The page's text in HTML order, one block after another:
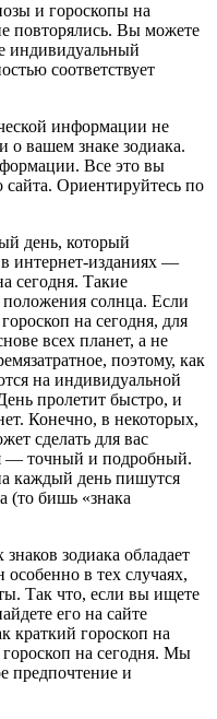
и гороскопы на
повторялись. Вы можете
индивидуальный
соответствует
информации не
о вашем знаке зодиака.
Все это вы
Ориентируйтесь по
день, который
в интернет-изданиях —
сегодня. Такие
положения солнца. Если
на сегодня, для
всех планет, а не
поэтому, как
на индивидуальной
пролетит быстро, и
Конечно, в некоторых,
сделать для вас
— точный и подробный.
каждый день пишутся
(то бишь «знака
зодиака обладает
в тех случаях,
Так что, если вы ищете
его на сайте
краткий гороскоп на
на сегодня. Мы
предпочтение и